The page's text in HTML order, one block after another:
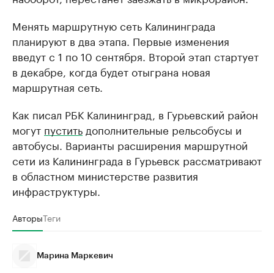
Менять маршрутную сеть Калининграда
планируют в два этапа. Первые изменения
введут с 1 по 10 сентября. Второй этап стартует
в декабре, когда будет отыграна новая
маршрутная сеть.
Как писал РБК Калининград, в Гурьевский район
могут пустить дополнительные рельсобусы и
автобусы. Варианты расширения маршрутной
сети из Калининграда в Гурьевск рассматривают
в областном министерстве развития
инфраструктуры.
АвторыТеги
Марина Маркевич